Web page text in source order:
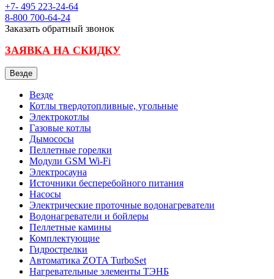
+7- 495 223-24-64
8-800 700-64-24
Заказать обратный звонок
ЗАЯВКА НА СКИДКУ
Везде
Везде
Котлы твердотопливные, угольные
Электрокотлы
Газовые котлы
Дымососы
Пеллетные горелки
Модули GSM Wi-Fi
Электросауна
Источники бесперебойного питания
Насосы
Электрические проточные водонагреватели
Водонагреватели и бойлеры
Пеллетные камины
Комплектующие
Гидрострелки
Автоматика ZOTA TurboSet
Нагревательные элементы ТЭНБ